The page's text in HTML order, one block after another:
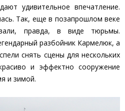
удивительное впечатление.
Так, еще в позапрошлом веке
правда, в виде тюрьмы.
разбойник Кармелюк, а
снять сцены для нескольких
и эффектно сооружение
и зимой.